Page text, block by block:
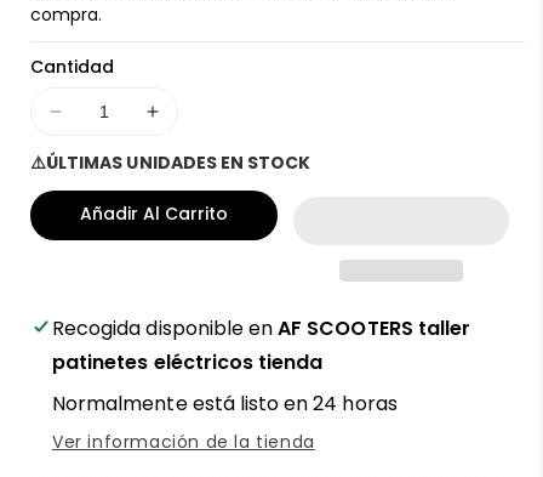
compra.
Cantidad
Disminuir
cantidad
para
Tubo
funda
eléctrico
280
milímetros
1
azul
Aumentar
para
Tubo
funda
eléctrico
280
milímetros
1
azul
⚠️ÚLTIMAS UNIDADES EN STOCK
Añadir Al Carrito
Recogida disponible enAF SCOOTERS taller
patinetes eléctricos tienda
Normalmente está listo en 24 horas
Ver información de la tienda